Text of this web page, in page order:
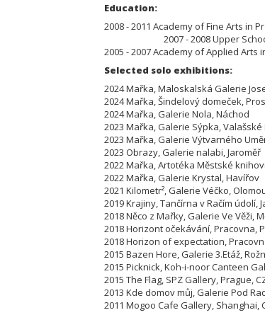
Education:
2008 - 2011
2007 - 2008 Upper School of
2005 - 2007 Academy of Applied Arts
Selected solo exhibitions:
2024 Mařka, Maloskalská Galerie
2024 Mařka, Šindelový domeček,
2024 Mařka, Galerie Nola, Náchod
2023 Mařka, Galerie Sýpka,
2023 Mařka, Galerie Výtvarného
2023 Obrazy, Galerie nalabi, Jaroměř
2022 Mařka, Artotéka Městské
2022 Mařka, Galerie Krystal, Havířov
2021 Kilometr², Galerie Véčko,
2019 Krajiny, Tančírna v Račím údolí,
2018 Něco z Mařky, Galerie Ve Věži,
2018 Horizont očekávání, Pracovna,
2018 Horizon of expectation,
2015 Bazen Hore, Galerie 3.Etáž,
2015 Picknick, Koh-i-noor Canteen
2015 The Flag, SPZ Gallery, Prague,
2013 Kde domov můj, Galerie Pod
2011 Mogoo Cafe Gallery, Shanghai,